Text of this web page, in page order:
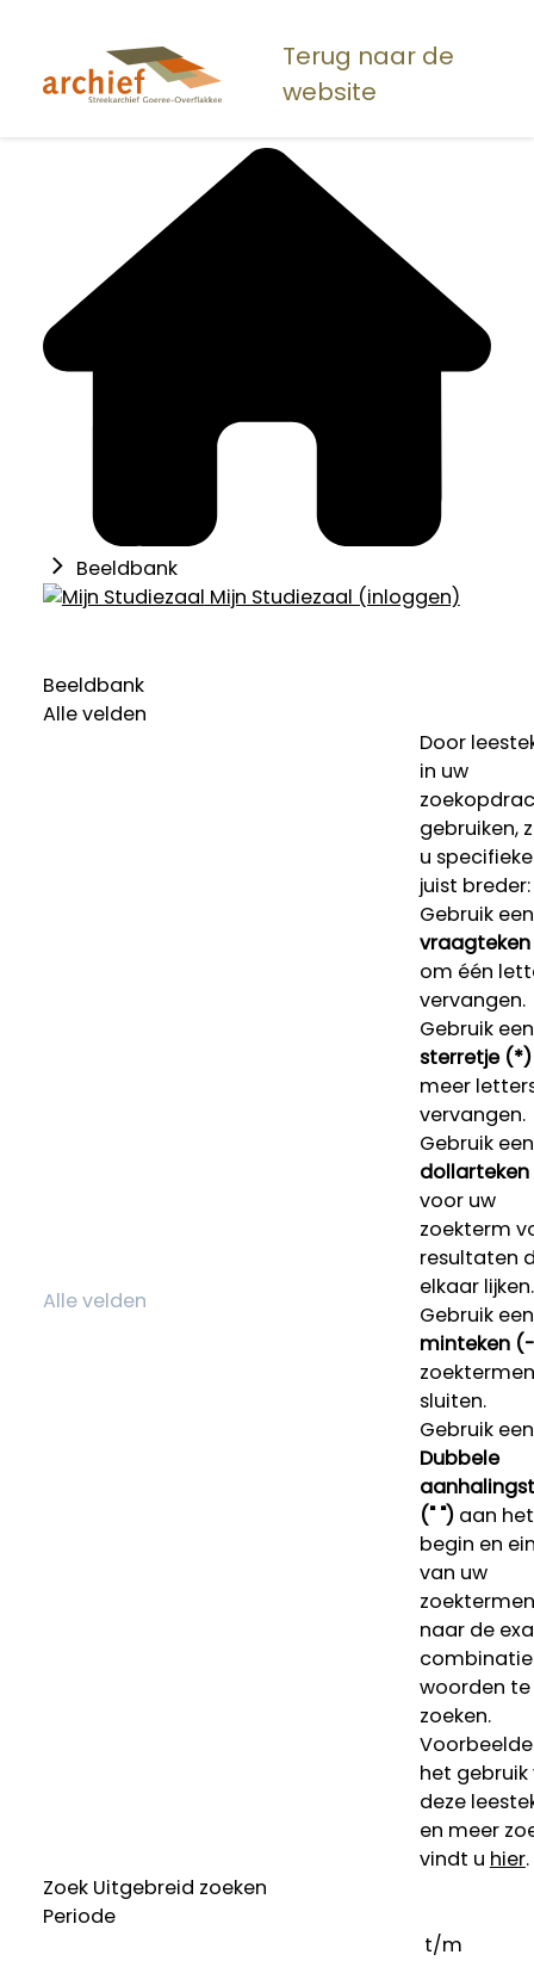
naar
Terug naar de
website
Beeldbank
Mijn Studiezaal (inloggen)
Beeldbank
Alle velden
Door
in uw
gebruiken,
u
juist breder:
Gebruik een
om één
vervangen.
Gebruik een
sterretje (*)
meer
vervangen.
Gebruik een
voor uw
zoekterm
resultaten
elkaar lijken.
Gebruik een
minteken
sluiten.
Gebruik een
Dubbele
(" ")aan het
begin en
van uw
naar de
woorden te
zoeken.
het gebruik
deze
en meer
vindt u hier.
Zoek Uitgebreid zoeken
Periode
t/m